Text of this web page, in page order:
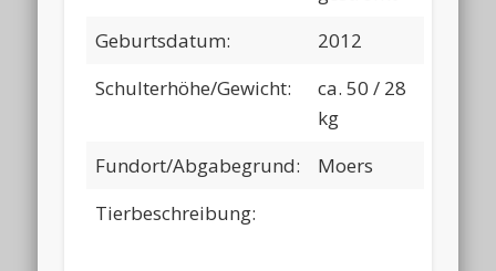
Geburtsdatum:
2012
Schulterhöhe/Gewicht:
ca. 50 / 28
kg
Fundort/Abgabegrund:
Moers
Tierbeschreibung: